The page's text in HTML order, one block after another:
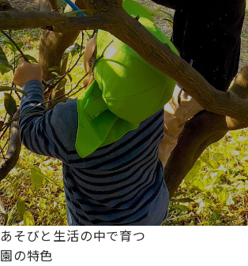
あそびと生活の中で育つ
園の特色